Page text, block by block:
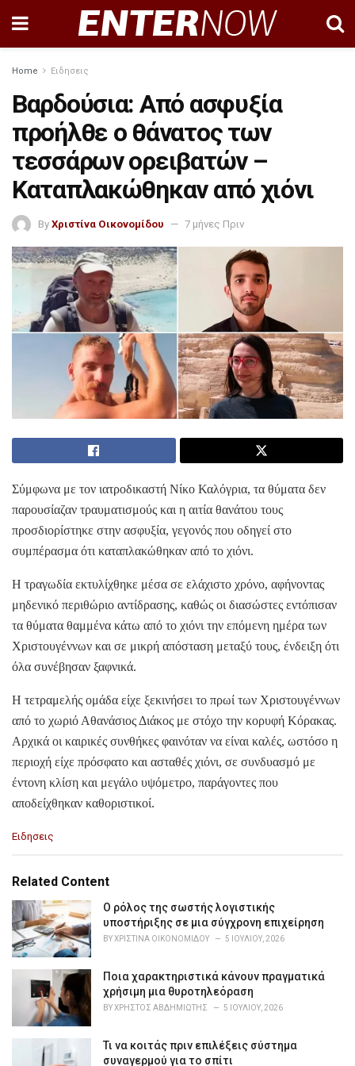
Home Ειδησεις
Βαρδούσια: Από ασφυξία
προήλθε ο θάνατος των
τεσσάρων ορειβατών –
Καταπλακώθηκαν από χιόνι
By Χριστίνα Οικονομίδου 7 μήνες Πριν
Σύμφωνα με τον ιατροδικαστή Νίκο Καλόγρια, τα θύματα δεν
παρουσίαζαν τραυματισμούς και η αιτία θανάτου τους
προσδιορίστηκε στην ασφυξία, γεγονός που οδηγεί στο
συμπέρασμα ότι καταπλακώθηκαν από το χιόνι.
Η τραγωδία εκτυλίχθηκε μέσα σε ελάχιστο χρόνο, αφήνοντας
μηδενικό περιθώριο αντίδρασης, καθώς οι διασώστες εντόπισαν
τα θύματα θαμμένα κάτω από το χιόνι την επόμενη ημέρα των
Χριστουγέννων και σε μικρή απόσταση μεταξύ τους, ένδειξη ότι
όλα συνέβησαν ξαφνικά.
Η τετραμελής ομάδα είχε ξεκινήσει το πρωί των Χριστουγέννων
από το χωριό Αθανάσιος Διάκος με στόχο την κορυφή Κόρακας.
Αρχικά οι καιρικές συνθήκες φαινόταν να είναι καλές, ωστόσο η
περιοχή είχε πρόσφατο και ασταθές χιόνι, σε συνδυασμό με
έντονη κλίση και μεγάλο υψόμετρο, παράγοντες που
αποδείχθηκαν καθοριστικοί.
C
e
o
r
e
Ειδησεις
Related Content
Ο ρόλος της σωστής λογιστικής
υποστήριξης σε μια σύγχρονη επιχείρηση
BYΧΡΙΣΤΊΝΑ ΟΙΚΟΝΟΜΊΔΟΥ 5 ΙΟΥΛΊΟΥ, 2026
Ποια χαρακτηριστικά κάνουν πραγματικά
χρήσιμη μια θυροτηλεόραση
BYΧΡΉΣΤΟΣ ΑΒΔΗΜΙΏΤΗΣ 5 ΙΟΥΛΊΟΥ, 2026
Τι να κοιτάς πριν επιλέξεις σύστημα
συναγερμού για το σπίτι